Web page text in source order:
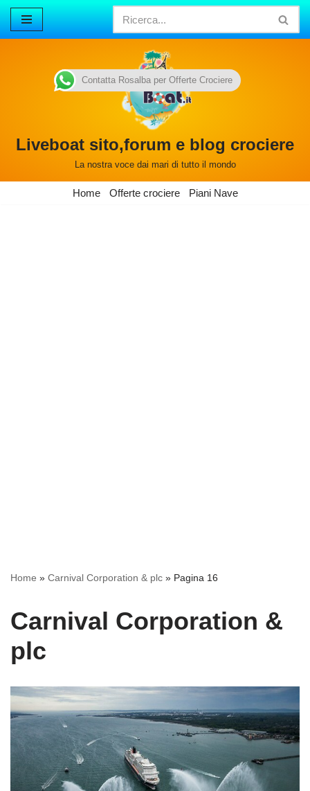
Vai
Liveboat sito,forum e blog crociere
La nostra voce dai mari di tutto il mondo
Home Offerte crociere Piani Nave
Home » Carnival Corporation & plc » Pagina 16
Carnival Corporation &
plc
Contatta Rosalba per Offerte Crociere